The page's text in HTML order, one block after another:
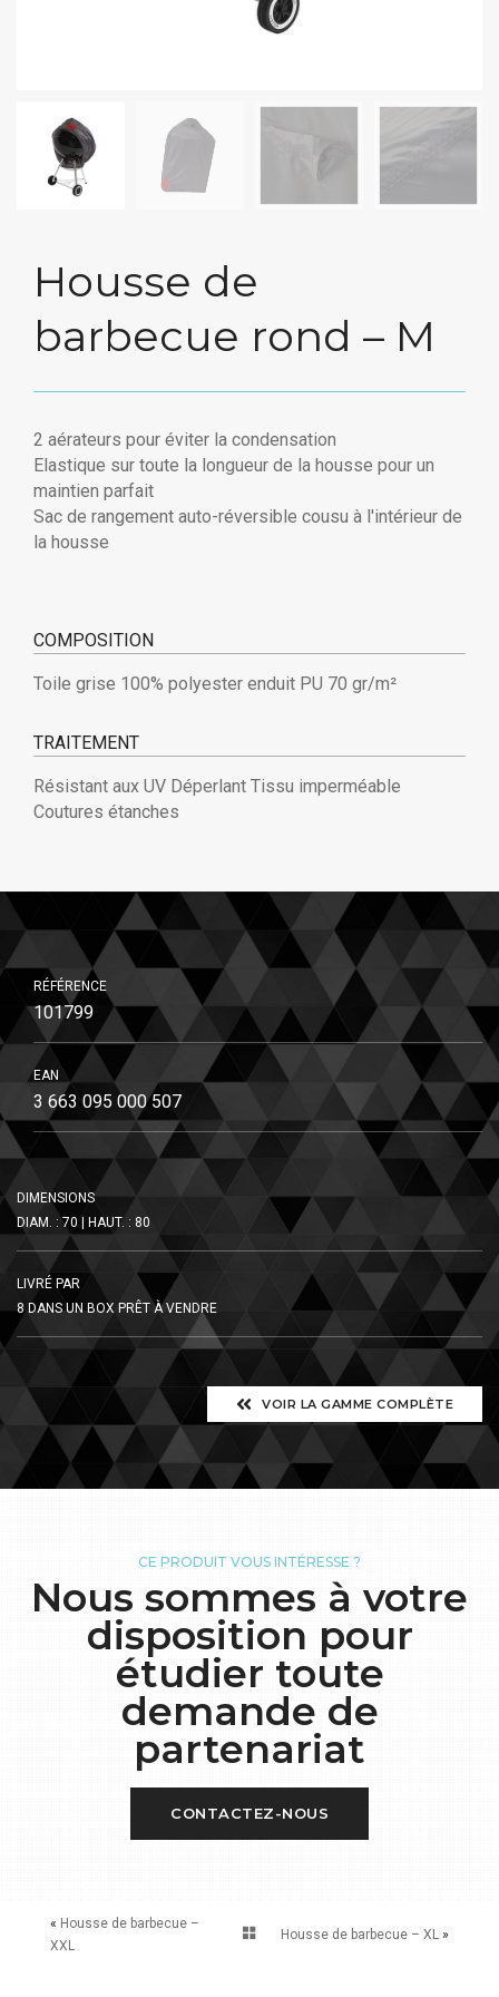
Housse de
barbecue rond – M
2 aérateurs pour éviter la condensation
Elastique sur toute la longueur de la housse pour un
maintien parfait
Sac de rangement auto-réversible cousu à l'intérieur de
la housse
COMPOSITION
Toile grise 100% polyester enduit PU 70 gr/m²
TRAITEMENT
Résistant aux UV Déperlant Tissu imperméable
Coutures étanches
RÉFÉRENCE
101799
EAN
3 663 095 000 507
DIMENSIONS
DIAM. : 70 | HAUT. : 80
LIVRÉ PAR
8 DANS UN BOX PRÊT À VENDRE
VOIR LA GAMME COMPLÈTE
CE PRODUIT VOUS INTÉRESSE ?
Nous sommes à votre
disposition pour
étudier toute
demande de
partenariat
CONTACTEZ-NOUS
« Housse de barbecue –
XXL
Housse de barbecue – XL»